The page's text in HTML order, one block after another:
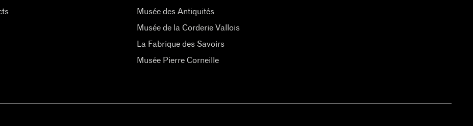
Musée des Antiquités
Musée de la Corderie Vallois
La Fabrique des Savoirs
Musée Pierre Corneille